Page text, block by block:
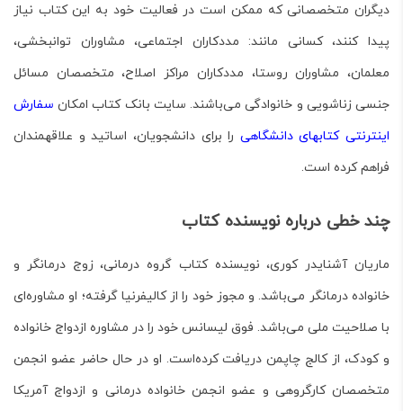
دیگران متخصصانی که ممکن است در فعالیت خود به این کتاب نیاز
پیدا کنند، کسانی مانند: مددکاران اجتماعی، مشاوران توانبخشی،
معلمان، مشاوران روستا، مددکاران مراکز اصلاح، متخصصان مسائل
جنسی زناشویی و خانوادگی می‌باشند. سایت بانک کتاب امکان سفارش
اینترنتی کتاب­های دانشگاهی را برای دانشجویان، اساتید و علاقه­مندان
فراهم کرده است.
چند خطی درباره نویسنده کتاب
ماریان آشنایدر کوری، نویسنده کتاب گروه درمانی، زوج درمانگر و
خانواده درمانگر می‌باشد. و مجوز خود را از کالیفرنیا گرفته؛ او مشاوره‌ای
با صلاحیت ملی می‌باشد. فوق لیسانس خود را در مشاوره ازدواج خانواده
و کودک، از کالج چاپمن دریافت کرده‌است. او در حال حاضر عضو انجمن
متخصصان کارگروهی و عضو انجمن خانواده درمانی و ازدواج آمریکا